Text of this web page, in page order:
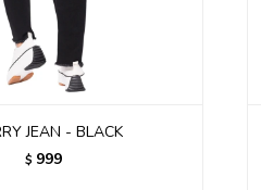
JEAN - BLACK
$ 999